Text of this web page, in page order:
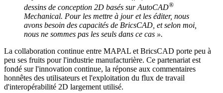
dessins de conception 2D basés sur AutoCAD®
Mechanical. Pour les mettre à jour et les éditer, nous
avons besoin des capacités de BricsCAD, et selon moi,
nous ne sommes pas les seuls dans ce cas ».
La collaboration continue entre MAPAL et BricsCAD porte peu à
peu ses fruits pour l'industrie manufacturière. Ce partenariat est
fondé sur l'innovation continue, la réponse aux commentaires
honnêtes des utilisateurs et l'exploitation du flux de travail
d'interopérabilité 2D largement utilisé.